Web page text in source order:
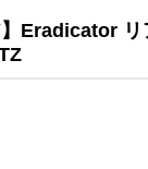
】Eradicator